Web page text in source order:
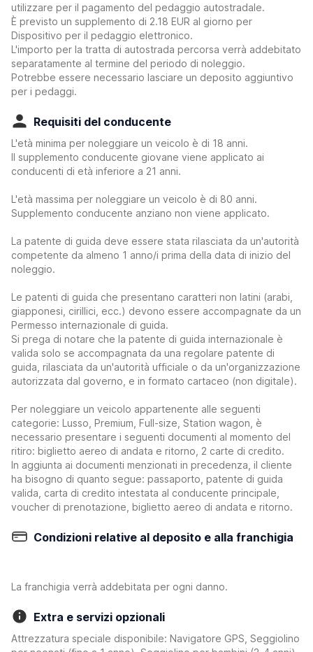
utilizzare per il pagamento del pedaggio autostradale.
È previsto un supplemento di 2.18 EUR al giorno per
Dispositivo per il pedaggio elettronico.
L'importo per la tratta di autostrada percorsa verrà addebitato
separatamente al termine del periodo di noleggio.
Potrebbe essere necessario lasciare un deposito aggiuntivo
per i pedaggi.
Requisiti del conducente
L'età minima per noleggiare un veicolo è di 18 anni.
Il supplemento conducente giovane viene applicato ai
conducenti di età inferiore a 21 anni.
L'età massima per noleggiare un veicolo è di 80 anni.
Supplemento conducente anziano non viene applicato.
La patente di guida deve essere stata rilasciata da un'autorità
competente da almeno 1 anno/i prima della data di inizio del
noleggio.
Le patenti di guida che presentano caratteri non latini (arabi,
giapponesi, cirillici, ecc.) devono essere accompagnate da un
Permesso internazionale di guida.
Si prega di notare che la patente di guida internazionale è
valida solo se accompagnata da una regolare patente di
guida, rilasciata da un'autorità ufficiale o da un'organizzazione
autorizzata dal governo, e in formato cartaceo (non digitale).
Per noleggiare un veicolo appartenente alle seguenti
categorie: Lusso, Premium, Full-size, Station wagon, è
necessario presentare i seguenti documenti al momento del
ritiro: biglietto aereo di andata e ritorno, 2 carte di credito.
In aggiunta ai documenti menzionati in precedenza, il cliente
ha bisogno di quanto segue: passaporto, patente di guida
valida, carta di credito intestata al conducente principale,
voucher di prenotazione, biglietto aereo di andata e ritorno.
Condizioni relative al deposito e alla franchigia
La franchigia verrà addebitata per ogni danno.
Extra e servizi opzionali
Attrezzatura speciale disponibile: Navigatore GPS, Seggiolino